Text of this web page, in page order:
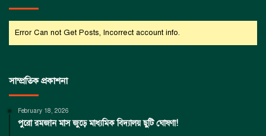
Error Can not Get Posts, Incorrect account info.
সাম্প্রতিক প্রকাশনা
February 18, 2026
পুরো রমজান মাস জুড়ে মাধ্যমিক বিদ্যালয় ছুটি ঘোষণা!